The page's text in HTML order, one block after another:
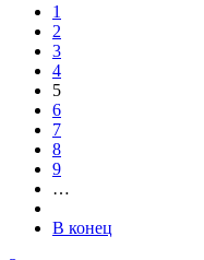
1
2
3
4
5
6
7
8
9
…
В конец